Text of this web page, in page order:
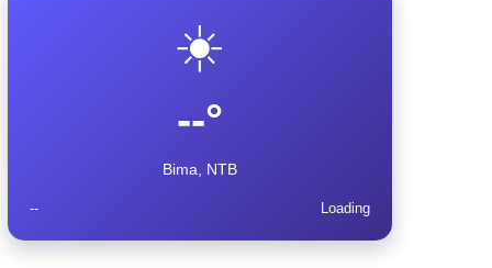
☀️
--°
Bima, NTB
-- Loading